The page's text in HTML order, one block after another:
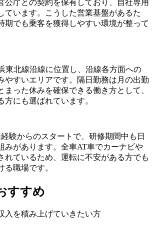
公庁との契約を保有しており、自社専用
ています。こうした営業基盤があるた
期でも乗客を獲得しやすい環境が整って
東北線沿線に位置し、沿線各方面への
やすいエリアです。隔日勤務は月の出勤
まった休みを確保できる働き方として、
方にも選ばれています。
験からのスタートで、研修期間中も日
みがあります。全車AT車でカーナビや
れているため、運転に不安がある方でも
る職場です。
すすめ
を積み上げていきたい方